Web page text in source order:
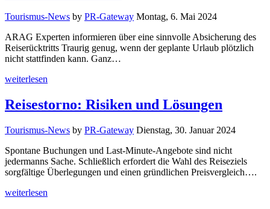
Tourismus-News by PR-Gateway Montag, 6. Mai 2024
ARAG Experten informieren über eine sinnvolle Absicherung des
Reiserücktritts Traurig genug, wenn der geplante Urlaub plötzlich
nicht stattfinden kann. Ganz…
weiterlesen
Reisestorno: Risiken und Lösungen
Tourismus-News by PR-Gateway Dienstag, 30. Januar 2024
Spontane Buchungen und Last-Minute-Angebote sind nicht
jedermanns Sache. Schließlich erfordert die Wahl des Reiseziels
sorgfältige Überlegungen und einen gründlichen Preisvergleich….
weiterlesen